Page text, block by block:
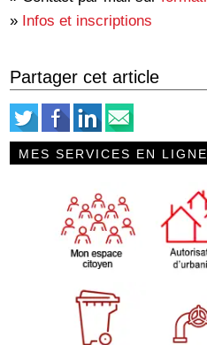
» Infos et inscriptions
Partager cet article
MES SERVICES EN LIGNE